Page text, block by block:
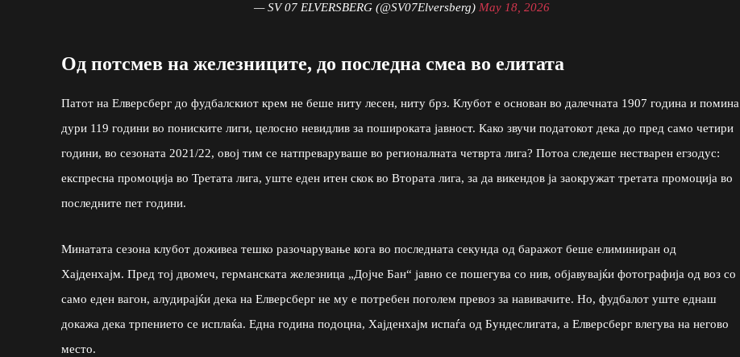
— SV 07 ELVERSBERG (@SV07Elversberg) May 18, 2026
Од потсмев на железниците, до последна смеа во елитата
Патот на Елверсберг до фудбалскиот крем не беше ниту лесен, ниту брз. Клубот е основан во далечната 1907 година и помина
дури 119 години во пониските лиги, целосно невидлив за пошироката јавност. Како звучи податокот дека до пред само четири
години, во сезоната 2021/22, овој тим се натпреваруваше во регионалната четврта лига? Потоа следеше нестварен егзодус:
експресна промоција во Третата лига, уште еден итен скок во Втората лига, за да викендов ја заокружат третата промоција во
последните пет години.
Минатата сезона клубот доживеа тешко разочарување кога во последната секунда од баражот беше елиминиран од
Хајденхајм. Пред тој двомеч, германската железница „Дојче Бан“ јавно се пошегува со нив, објавувајќи фотографија од воз со
само еден вагон, алудирајќи дека на Елверсберг не му е потребен поголем превоз за навивачите. Но, фудбалот уште еднаш
докажа дека трпението се исплаќа. Една година подоцна, Хајденхајм испаѓа од Бундеслигата, а Елверсберг влегува на негово
место.